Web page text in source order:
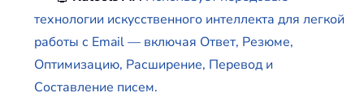
технологии искусственного интеллекта для легкой
работы с Email — включая Ответ, Резюме,
Оптимизацию, Расширение, Перевод и
Составление писем.